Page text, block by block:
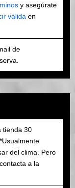
y asegúrate
válida en
de
tienda 30
del clima. Pero
a la